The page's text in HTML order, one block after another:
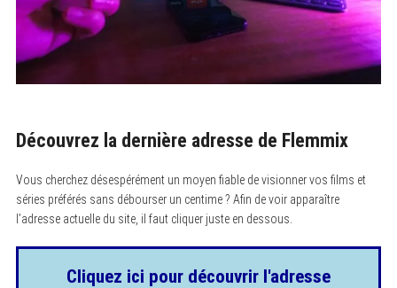
Découvrez la dernière adresse de Flemmix
Vous cherchez désespérément un moyen fiable de visionner vos films et
séries préférés sans débourser un centime ? Afin de voir apparaître
l’adresse actuelle du site, il faut cliquer juste en dessous.
Cliquez ici pour découvrir l'adresse